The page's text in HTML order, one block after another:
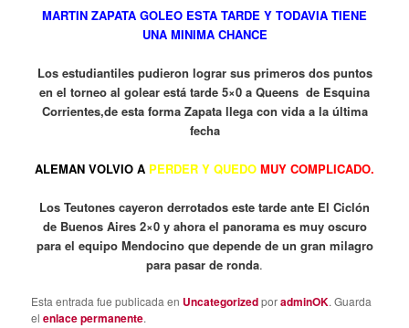
MARTIN ZAPATA GOLEO ESTA TARDE Y TODAVIA TIENE
UNA MINIMA CHANCE
Los estudiantiles pudieron lograr sus primeros dos puntos
en el torneo al golear está tarde 5×0 a Queens de Esquina
Corrientes,de esta forma Zapata llega con vida a la última
fecha
ALEMAN VOLVIO A PERDER Y QUEDO MUY COMPLICADO.
Los Teutones cayeron derrotados este tarde ante El Ciclón
de Buenos Aires 2×0 y ahora el panorama es muy oscuro
para el equipo Mendocino que depende de un gran milagro
para pasar de ronda.
Esta entrada fue publicada en UncategorizedporadminOK. Guarda
elenlace permanente.